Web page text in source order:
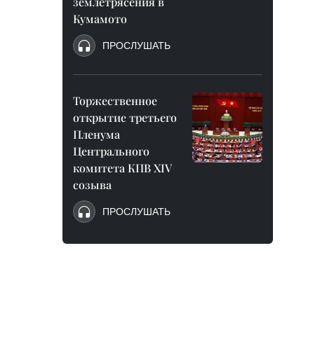
Кумамото
ПРОСЛУШАТЬ
Торжественное
открытие третьего
Пленума
Центрального
комитета КПВ XIV
созыва
ПРОСЛУШАТЬ